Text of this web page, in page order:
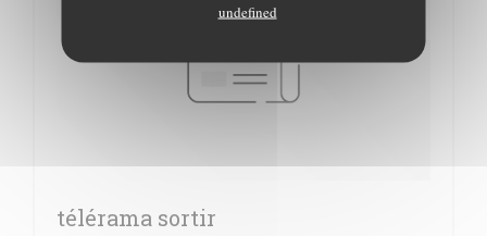
undefined
télérama sortir